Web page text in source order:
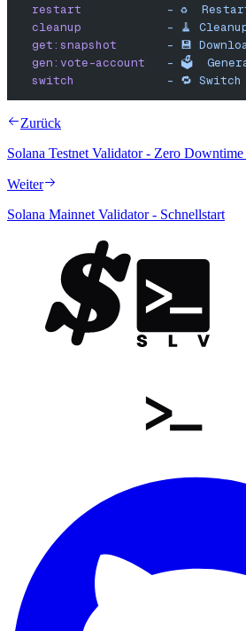
  restart
            -
♻️
  cleanup
            -
🧹
  get:snapshot
       -
💾
  gen:vote-account
   -
🗳️
  switch
             -
🔁 Switch
Zurück
Solana Testnet Validator - Zero
Weiter
Solana Mainnet Validator - Schnellstart